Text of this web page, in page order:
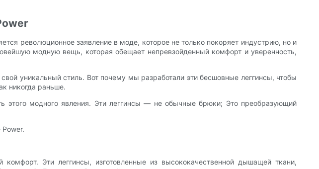
революционное заявление в моде, которое не только покоряет индустрию, но и
модную вещь, которая обещает непревзойденный комфорт и уверенность,
уникальный стиль. Вот почему мы разработали эти бесшовные леггинсы, чтобы
никогда раньше.
этого модного явления. Эти леггинсы — не обычные брюки; Это преобразующий
Эти леггинсы, изготовленные из высококачественной дышащей ткани,